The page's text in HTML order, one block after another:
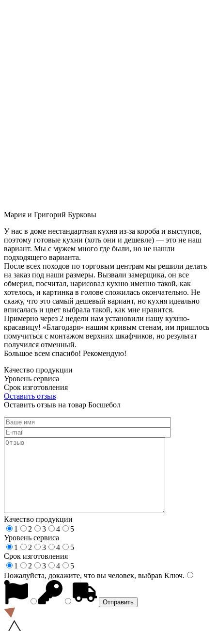
Мария и Григорий Бурковы
У нас в доме нестандартная кухня из-за короба и выступов,
поэтому готовые кухни (хоть они и дешевле) — это не наш
вариант. Мы с мужем много где были, но не нашли
подходящего варианта.
После всех походов по торговым центрам мы решили делать
на заказ под наши размеры. Вызвали замерщика, он все
обмерил, посчитал, нарисовал кухню именно такой, как
хотелось, и картинка в голове сложилась окончательно. Не
скажу, что это самый дешевый вариант, но кухня идеально
вписалась и цвет выбрала такой, как мне нравится.
Примерно через 2 недели нам установили нашу кухню-
красавицу! «Благодаря» нашим кривым стенам, им пришлось
помучиться с монтажом верхних шкафчиков, но результат
получился отменный.
Большое всем спасибо! Рекомендую!
Качество продукции
Уровень сервиса
Срок изготовления
Оставить отзыв
Оставить отзыв на товар Босшебол
Качество продукции
1
2 3 4
5
Уровень сервиса
1
2 3 4
5
Срок изготовления
1
2 3 4
5
Пожалуйста, докажите, что вы человек, выбрав Ключ.